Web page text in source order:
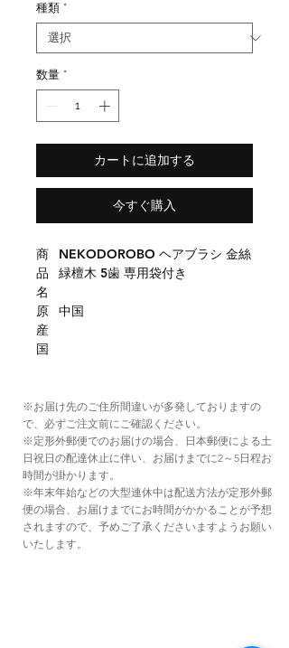
種類 *
数量 *
カートに追加する
今すぐ購入
商
品
名
NEKODOROBO ヘアブラシ 金絲
緑檀木 5歯 専用袋付き
原
産
国
中国
※お届け先のご住所間違いが多発しておりますの
で、必ずご注文前にご確認ください。
※定形外郵便でのお届けの場合、日本郵便による土
日祝日の配達休止に伴い、お届けまでに2～5日程お
時間が掛かります。
※年末年始などの大型連休中は配送方法が定形外郵
便の場合、お届けまでにお時間がかかることが予想
されますので、予めご了承くださいますようお願い
いたします。